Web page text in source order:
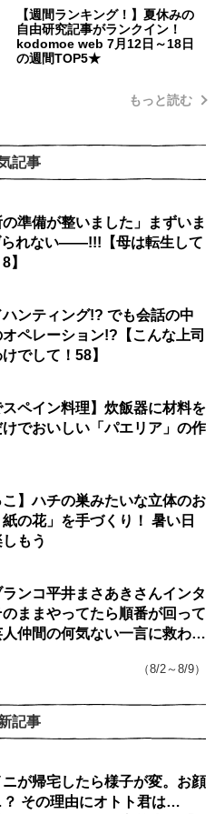
【週間ランキング！】夏休みの
自由研究記事がランクイン！
kodomoe web 7月12日～18日
の週間TOP5★
もっと読む
記事
の準備が整いました」まずいま
られない――!!!【母は転生して
】
ンティング!? でも会話の中
ペレーション!?【こんな上司
けでして！58】
スペイン料理】炊飯器に材料を
けでおいしい「パエリア」の作
こ】ハチの巣みたいな立体のお
の花」を手づくり！ 暑い日
もう
ンコ平井まさあきさんインタ
のままやってたら順番が回って
人仲間の何気ない一言に救われ
（8/2～8/9）
記事
が帰宅したら様子が変。お顔
その理由にオトト君は…